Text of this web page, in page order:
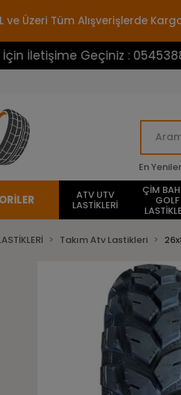
ve Üzeri Tüm Alışverişlerde
Geçiniz : 05453883100
En Yeniler
ATV UTV
LASTİKLERİ
ÇİM
GOLF
Takım Atv Lastikleri